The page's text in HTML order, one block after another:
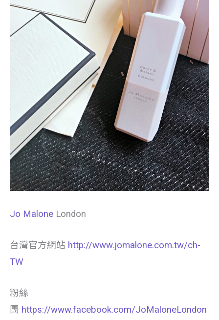
Jo Malone London
台灣官方網站 http://www.jomalone.com.tw/ch-
TW
粉絲
團 https://www.facebook.com/JoMaloneLondon